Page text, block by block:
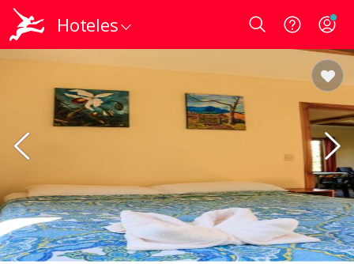
Hoteles Login